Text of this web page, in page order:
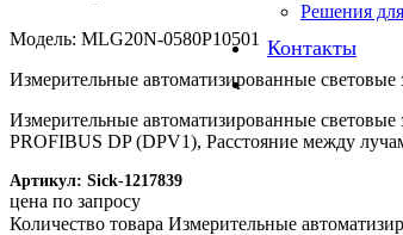
Решения
Контакты
Модель: MLG20N-0580P10501
Измерительные автоматизированные
Измерительные автоматизированные
PROFIBUS DP (DPV1), Расстояние между
Артикул: Sick-1217839
цена по запросу
Количество товара Измерительные